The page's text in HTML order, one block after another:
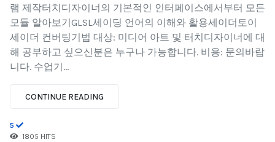
램 제작터치디자이너의 기본적인 인터페이스에서부터 모든
모듈 알아보기GLSL세이딩 언어의 이해와 활용세이더토이
세이더 컨버팅기법 대상: 미디어 아트 및 터치디자이너에 대
해 공부하고 싶으신분은 누구나 가능합니다. 비용: 문의바랍
니다. 수업기...
CONTINUE READING
5
1805 HITS